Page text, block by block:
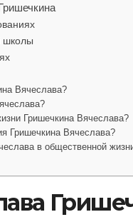
школы
Вячеслава?
Гришечкина Вячеслава?
Гришечкина Вячеслава?
в общественной